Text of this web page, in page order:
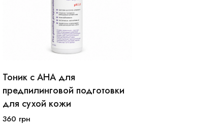
100мл 250мл
Тоник с АНА для
предпилинговой подготовки
для сухой кожи
360 грн